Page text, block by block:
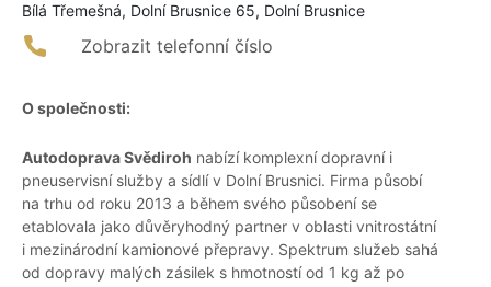
Bílá Třemešná, Dolní Brusnice 65, Dolní Brusnice
Zobrazit telefonní číslo
O společnosti:
Autodoprava Svědiroh nabízí komplexní dopravní i
pneuservisní služby a sídlí v Dolní Brusnici. Firma působí
na trhu od roku 2013 a během svého působení se
etablovala jako důvěryhodný partner v oblasti vnitrostátní
i mezinárodní kamionové přepravy. Spektrum služeb sahá
od dopravy malých zásilek s hmotností od 1 kg až po